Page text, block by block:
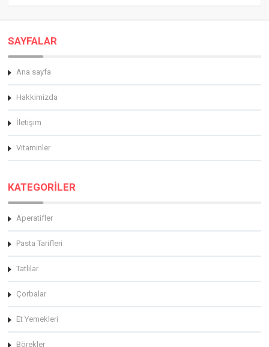
SAYFALAR
Ana sayfa
Hakkimizda
İletişim
Vitaminler
KATEGORİLER
Aperatifler
Pasta Tarifleri
Tatlılar
Çorbalar
Et Yemekleri
Börekler